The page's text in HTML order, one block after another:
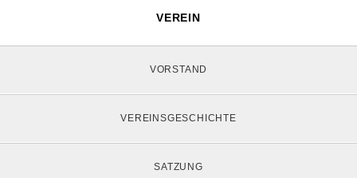
VEREIN
VORSTAND
VEREINSGESCHICHTE
SATZUNG